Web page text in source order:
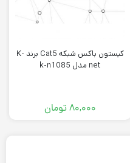
کیستون باکس شبکه Cat5 برند K-
net مدل k-n1085
۸۰,۰۰۰تومان